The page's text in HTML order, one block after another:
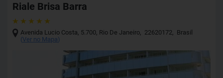
Riale Brisa Barra
Avenida Lucio Costa, 5.700, Rio De Janeiro, 22620172, Brasil
(Ver no Mapa)